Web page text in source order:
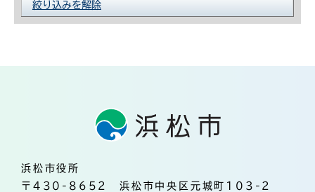
絞り込みを解除
浜松市役所
〒430-8652 浜松市中央区元城町103-2